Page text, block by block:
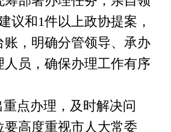
议和1件以上政协提案，
账，明确分管领导、承办
人员，确保办理工作有序
重点办理，及时解决问
要高度重视市人大常委